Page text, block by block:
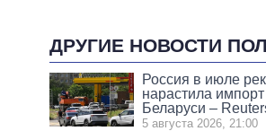
ДРУГИЕ НОВОСТИ
Россия в июле
нарастила
Беларуси –
5 августа 2026, 21:00